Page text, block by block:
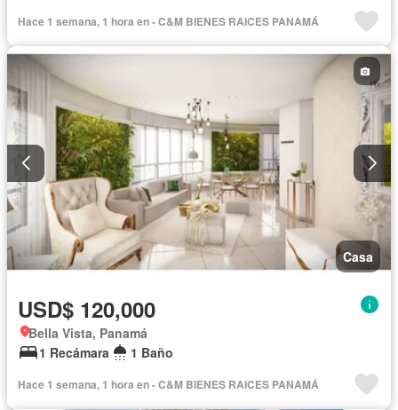
Hace 1 semana, 1 hora en - C&M BIENES RAICES PANAMÁ
Casa
USD$ 120,000
Bella Vista, Panamá
1 Recámara
1 Baño
Hace 1 semana, 1 hora en - C&M BIENES RAICES PANAMÁ